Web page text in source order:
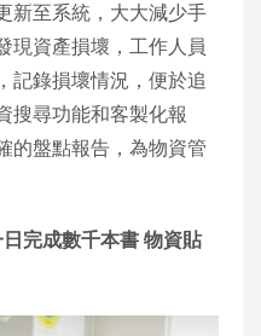
新至系統，大大減少手
現資產損壞，工作人員
記錄損壞情況，便於追
搜尋功能和客製化報
的盤點報告，為物資管
完成數千本書 物資貼